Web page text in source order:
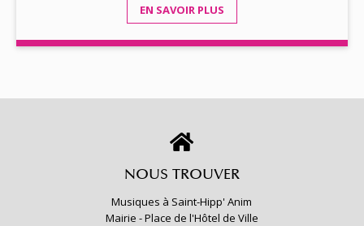
EN SAVOIR PLUS
NOUS TROUVER
Musiques à Saint-Hipp' Anim
Mairie - Place de l'Hôtel de Ville